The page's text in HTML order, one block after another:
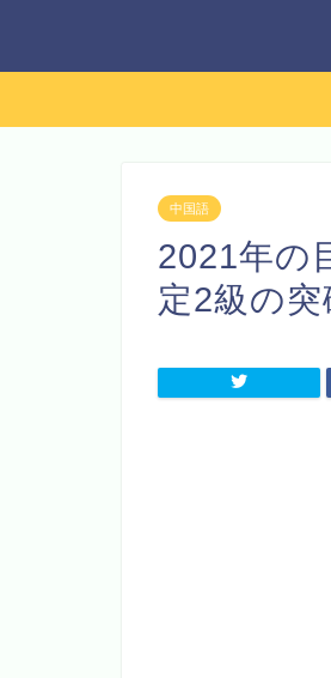
中国語
2021年の
定2級の突